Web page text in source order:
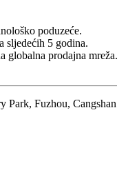
poduzeće.
sljedećih 5 godina.
globalna prodajna mreža.
Park, Fuzhou,